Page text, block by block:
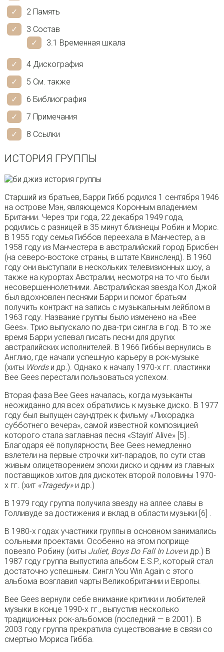
2 Память
3 Состав
3.1 Временная шкала
4 Дискография
5 См. также
6 Библиография
7 Примечания
8 Ссылки
ИСТОРИЯ ГРУППЫ
Старший из братьев, Барри Гибб родился 1 сентября 1946
на острове Мэн, являющемся Коронным владением
Британии. Через три года, 22 декабря 1949 года,
родились с разницей в 35 минут близнецы Робин и Морис.
В 1955 году семья Гиббов переехала в Манчестер, а в
1958 году из Манчестера в австралийский город Брисбен
(на северо-востоке страны, в штате Квинсленд). В 1960
году они выступали в нескольких телевизионных шоу, а
также на курортах Австралии, несмотря на то что были
несовершеннолетними. Австралийская звезда Кол Джой
был вдохновлен песнями Барри и помог братьям
получить контракт на запись с музыкальным лейблом в
1963 году. Название группы было изменено на «Bee
Gees». Трио выпускало по два-три сингла в год. В то же
время Барри успевал писать песни для других
австралийских исполнителей. В 1966 Гиббы вернулись в
Англию, где начали успешную карьеру в рок-музыке
(хиты Wordsи др.). Однако к началу 1970-х гг. пластинки
Bee Gees перестали пользоваться успехом.
Вторая фаза Bee Gees началась, когда музыканты
неожиданно для всех обратились к музыке диско. В 1977
году был выпущен саундтрек к фильму «Лихорадка
субботнего вечера», самой известной композицией
которого стала заглавная песня «Stayin’ Alive» [5] .
Благодаря её популярности, Bee Gees немедленно
взлетели на первые строчки хит-парадов, по сути став
живым олицетворением эпохи диско и одним из главных
поставщиков хитов для дискотек второй половины 1970-
х гг. (хит «Tragedy»и др.)
В 1979 году группа получила звезду на аллее славы в
Голливуде за достижения и вклад в области музыки [6] .
В 1980-х годах участники группы в основном занимались
сольными проектами. Особенно на этом поприще
повезло Робину (хиты Juliet, Boys Do Fall In Loveи др.) В
1987 году группа выпустила альбом E.S.P., который стал
достаточно успешным. Сингл You Win Again с этого
альбома возглавил чарты Великобритании и Европы.
Bee Gees вернули себе внимание критики и любителей
музыки в конце 1990-х гг., выпустив несколько
традиционных рок-альбомов (последний — в 2001). В
2003 году группа прекратила существование в связи со
смертью Мориса Гибба.